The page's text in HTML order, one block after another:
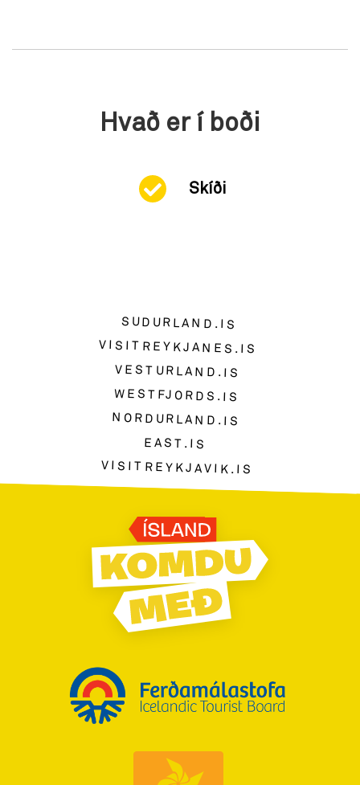
Hvað er í boði
Skíði
SUDURLAND.IS
VISITREYKJANES.IS
VESTURLAND.IS
WESTFJORDS.IS
NORDURLAND.IS
EAST.IS
VISITREYKJAVIK.IS